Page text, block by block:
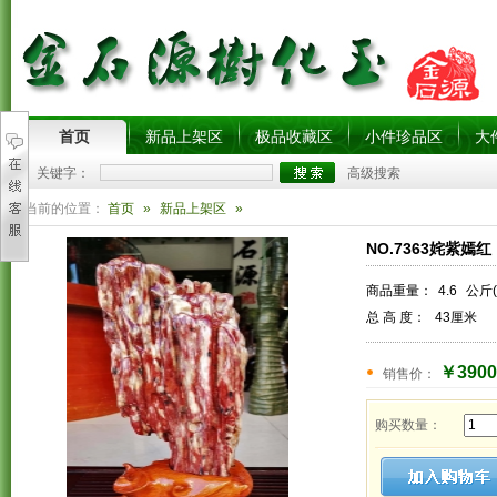
首页 新品上架区 极品收藏区 小件珍品区 大
关键字： 高级搜索
您当前的位置： 首页 » 新品上架区 »
NO.7363姹紫嫣红
商品重量： 4.6
公斤
总 高 度：
43厘米
销售价： ￥3900
购买数量：